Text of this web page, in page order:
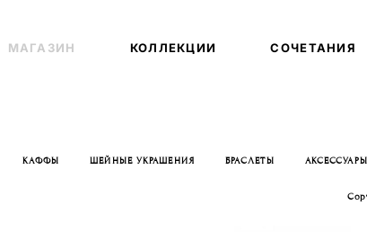
МАГАЗИН КОЛЛЕКЦИИ СОЧЕТАНИЯ
МАГАЗИН КОЛЛЕКЦИИ СОЧЕТАНИЯ
КАФФЫ ШЕЙНЫЕ УКРАШЕНИЯ БРАСЛЕТЫ АКСЕССУАРЫ